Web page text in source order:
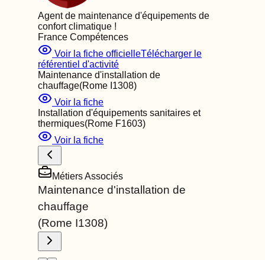
Agent de maintenance d'équipements de
confort climatique !
France Compétences
Voir la fiche officielleTélécharger le
référentiel d'activité
Maintenance d'installation de
chauffage(Rome I1308)
Voir la fiche
Installation d'équipements sanitaires et
thermiques(Rome F1603)
Voir la fiche
Métiers Associés
Maintenance d'installation de
chauffage
(Rome I1308)